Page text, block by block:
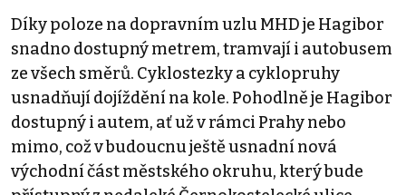
Díky poloze na dopravním uzlu MHD je Hagibor
snadno dostupný metrem, tramvají i autobusem
ze všech směrů. Cyklostezky a cyklopruhy
usnadňují dojíždění na kole. Pohodlně je Hagibor
dostupný i autem, ať už v rámci Prahy nebo
mimo, což v budoucnu ještě usnadní nová
východní část městského okruhu, který bude